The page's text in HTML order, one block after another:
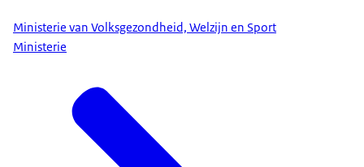
Ministerie van Volksgezondheid, Welzijn en Sport
Ministerie